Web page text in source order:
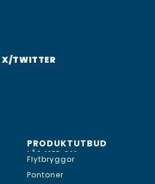
X/TWITTER
PRODUKTUTBUD
LÄS MER OM...
Flytbryggor
Pontoner